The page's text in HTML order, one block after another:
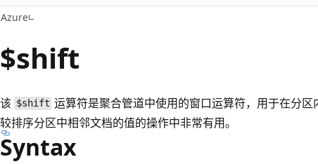
Azure
$shift
该 $shift 运算符是聚合管道中使用的窗口运算符，用于在分
较排序分区中相邻文档的值的操作中非常有用。
Syntax